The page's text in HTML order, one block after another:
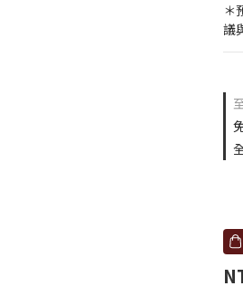
＊
議